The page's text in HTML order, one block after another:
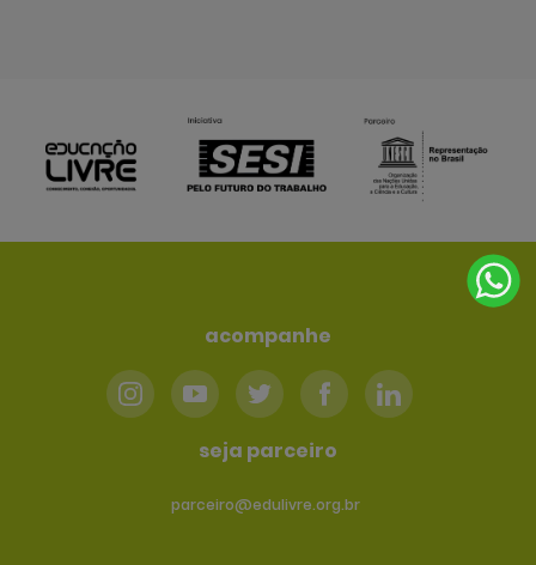
acompanhe
seja parceiro
parceiro@edulivre.org.br